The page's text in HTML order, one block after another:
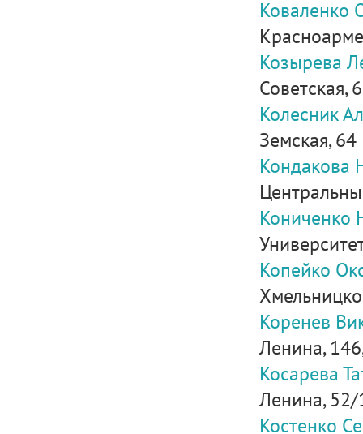
Коваленко
Козырева
Советская,
Колесник
Земская, 64
Кондакова
Кониченко
Копейко
Коренев
Ленина,
Косарева
Ленина, 52/
Костенко